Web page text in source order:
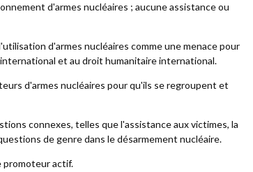
d'armes nucléaires ; aucune assistance ou
d'armes nucléaires comme une menace pour
et au droit humanitaire international.
d'armes nucléaires pour qu'ils se regroupent et
connexes, telles que l'assistance aux victimes, la
de genre dans le désarmement nucléaire.
promoteur actif.